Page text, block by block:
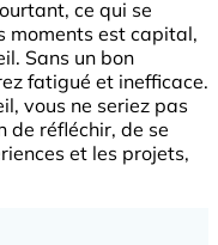
ce qui se
moments est capital,
Sans un bon
fatigué et inefficace.
vous ne seriez pas
de réfléchir, de se
et les projets,